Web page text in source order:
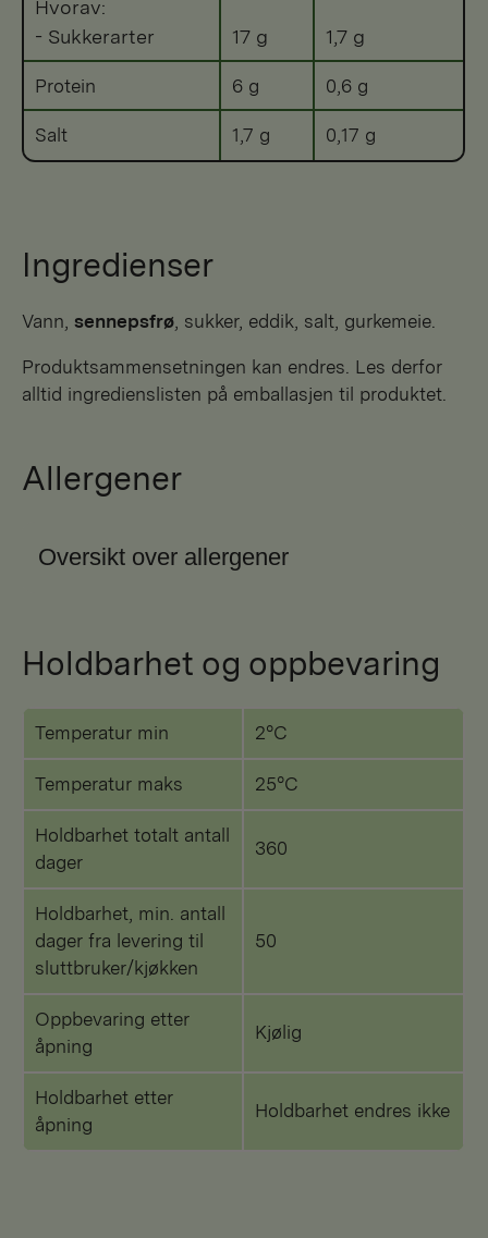
Hvorav:
- Sukkerarter
17 g 1,7 g
Protein 6 g 0,6 g
Salt 1,7 g 0,17 g
Ingredienser
vann,sennepsfrø , sukker, eddik, salt, gurkemeie.
Produktsammensetningen kan endres. Les derfor
alltid ingredienslisten på emballasjen til produktet.
Allergener
Oversikt over allergener
Holdbarhet og oppbevaring
Temperatur min 2°C
Temperatur maks 25°C
Holdbarhet totalt antall
dager
360
Holdbarhet, min. antall
dager fra levering til
sluttbruker/kjøkken
50
Oppbevaring etter
åpning
Kjølig
Holdbarhet etter
åpning
Holdbarhet endres ikke